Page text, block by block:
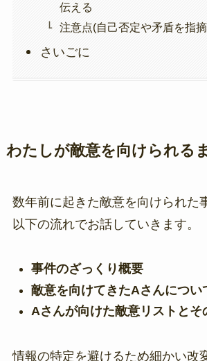
伝える
注意点(自己否定や矛盾を指
さいごに
わたしが敵意を向けられる
数年前に起きた敵意を向けられた
以下の流れでお話していきます。
事件のざっくり概要
敵意を向けてきたAさんについ
Aさんが向けた敵意リストとそ
情報の特定を避けるため細かい改